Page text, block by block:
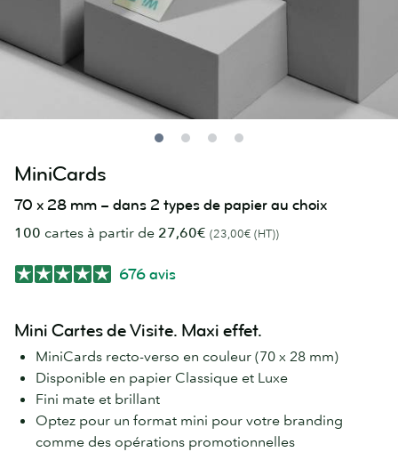
MiniCards
70 x 28 mm – dans 2 types de papier au choix
100 cartes à partir de 27,60€ (23,00€ (HT))
676 avis
Mini Cartes de Visite. Maxi effet.
MiniCards recto-verso en couleur (70 x 28 mm)
Disponible en papier Classique et Luxe
Fini mate et brillant
Optez pour un format mini pour votre branding
comme des opérations promotionnelles